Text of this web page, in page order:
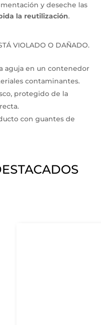
y deseche las
la reutilización.
VIOLADO O DAÑADO.
aguja en un contenedor
contaminantes.
protegido de la
con guantes de